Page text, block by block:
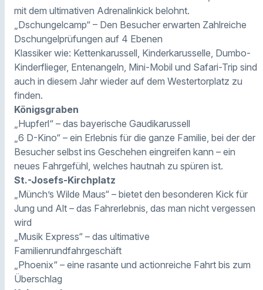
mit dem ultimativen Adrenalinkick belohnt.
„Dschungelcamp“ – Den Besucher erwarten Zahlreiche
Dschungelprüfungen auf 4 Ebenen
Klassiker wie: Kettenkarussell, Kinderkarusselle, Dumbo-
Kinderflieger, Entenangeln, Mini-Mobil und Safari-Trip sind
auch in diesem Jahr wieder auf dem Westertorplatz zu
finden.
Königsgraben
„Hupferl“ – das bayerische Gaudikarussell
„6 D-Kino“ – ein Erlebnis für die ganze Familie, bei der der
Besucher selbst ins Geschehen eingreifen kann – ein
neues Fahrgefühl, welches hautnah zu spüren ist.
St.-Josefs-Kirchplatz
„Münch’s Wilde Maus“ – bietet den besonderen Kick für
Jung und Alt – das Fahrerlebnis, das man nicht vergessen
wird
„Musik Express“ – das ultimative
Familienrundfahrgeschäft
„Phoenix“ – eine rasante und actionreiche Fahrt bis zum
Überschlag